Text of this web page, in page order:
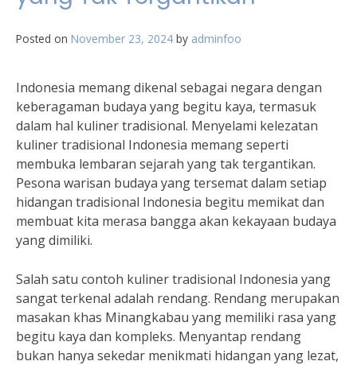
Posted on November 23, 2024 by adminfoo
Indonesia memang dikenal sebagai negara dengan
keberagaman budaya yang begitu kaya, termasuk
dalam hal kuliner tradisional. Menyelami kelezatan
kuliner tradisional Indonesia memang seperti
membuka lembaran sejarah yang tak tergantikan.
Pesona warisan budaya yang tersemat dalam setiap
hidangan tradisional Indonesia begitu memikat dan
membuat kita merasa bangga akan kekayaan budaya
yang dimiliki.
Salah satu contoh kuliner tradisional Indonesia yang
sangat terkenal adalah rendang. Rendang merupakan
masakan khas Minangkabau yang memiliki rasa yang
begitu kaya dan kompleks. Menyantap rendang
bukan hanya sekedar menikmati hidangan yang lezat,